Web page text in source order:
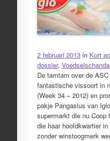
2 februari 2013in Kort
dossier,
De tamtam over de
fantastische vissoort in
(Week 34 – 2012) en
pakje Pangasius van
supermarkt die nu Coop
die haar hoofdkwartier
zonder winstoogmerk